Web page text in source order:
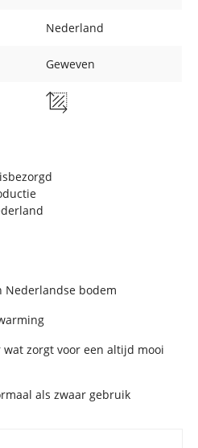
Nederlandse bodem
zorgt voor een altijd mooi
als zwaar gebruik
Nederland
Geweven